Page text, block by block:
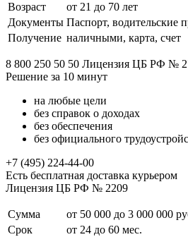
Возраст
от 21 до 70 лет
Документы Паспорт,
Получение наличными, карта, счет
8 800 250 50 50 Лицензия ЦБ РФ №
Решение за 10 минут
на любые цели
без справок о доходах
без обеспечения
без официального
+7 (495) 224-44-00
Есть бесплатная доставка курьером
Лицензия ЦБ РФ № 2209
Сумма
от 50 000 до 3 000 000
Срок
от 24 до 60 мес.